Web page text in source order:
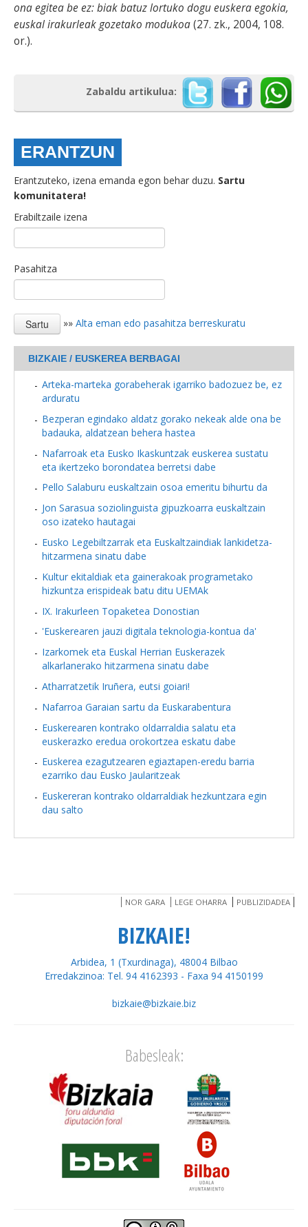
ona egitea be ez: biak batuz lortuko dogu euskera egokia,
euskal irakurleak gozetako modukoa(27. zk., 2004, 108.
or.).
Zabaldu artikulua:
ERANTZUN
Erantzuteko, izena emanda egon behar duzu. Sartu
komunitatera!
Erabiltzaile izena
Pasahitza
»» Alta eman edo pasahitza berreskuratu
BIZKAIE / EUSKEREA BERBAGAI
Arteka-marteka gorabeherak igarriko badozuez be, ez
arduratu
Bezperan egindako aldatz gorako nekeak alde ona be
badauka, aldatzean behera hastea
Nafarroak eta Eusko Ikaskuntzak euskerea sustatu
eta ikertzeko borondatea berretsi dabe
Pello Salaburu euskaltzain osoa emeritu bihurtu da
Jon Sarasua soziolinguista gipuzkoarra euskaltzain
oso izateko hautagai
Eusko Legebiltzarrak eta Euskaltzaindiak lankidetza-
hitzarmena sinatu dabe
Kultur ekitaldiak eta gainerakoak programetako
hizkuntza erispideak batu ditu UEMAk
IX. Irakurleen Topaketea Donostian
'Euskerearen jauzi digitala teknologia-kontua da'
Izarkomek eta Euskal Herrian Euskerazek
alkarlanerako hitzarmena sinatu dabe
Atharratzetik Iruñera, eutsi goiari!
Nafarroa Garaian sartu da Euskarabentura
Euskerearen kontrako oldarraldia salatu eta
euskerazko eredua orokortzea eskatu dabe
Euskerea ezagutzearen egiaztapen-eredu barria
ezarriko dau Eusko Jaularitzeak
Euskereran kontrako oldarraldiak hezkuntzara egin
dau salto
NOR GARA LEGE OHARRA PUBLIZIDADEA
BIZKAIE!
Arbidea, 1 (Txurdinaga), 48004 Bilbao
Erredakzinoa: Tel. 94 4162393 - Faxa 94 4150199
bizkaie@bizkaie.biz
Babesleak: